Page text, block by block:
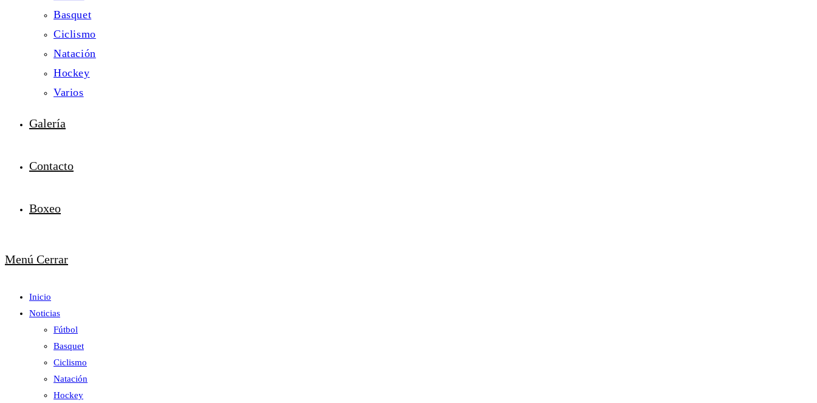
Basquet
Ciclismo
Natación
Hockey
Varios
Galería
Contacto
Boxeo
Menú Cerrar
Inicio
Noticias
Fútbol
Basquet
Ciclismo
Natación
Hockey